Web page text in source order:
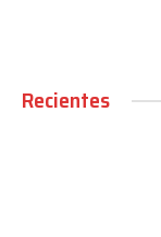
Recientes